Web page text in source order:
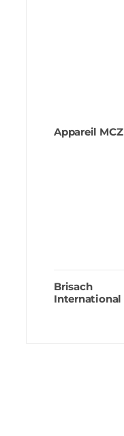
Appareil MCZ
Brisach
International